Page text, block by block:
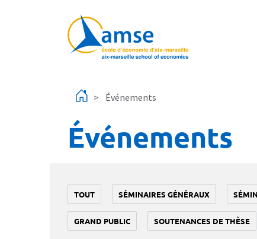
Événements
Événements
TOUT SÉMINAIRES GÉNÉRAUX
GRAND PUBLIC SOUTENANCES DE THÈSE